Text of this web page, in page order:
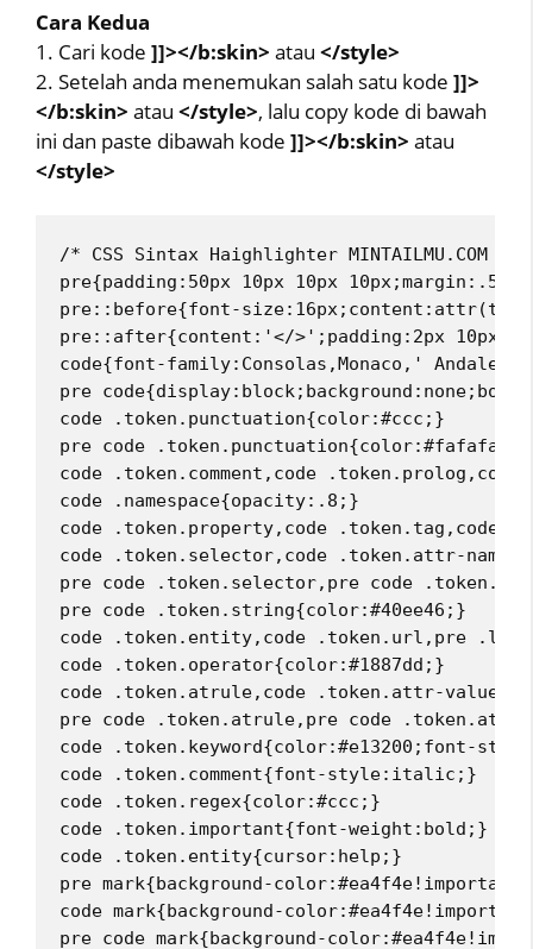
Cara Kedua
1. Cari kode ]]></b:skin> atau </style>
2. Setelah anda menemukan salah satu kode ]]>
</b:skin> atau </style>, lalu copy kode di bawah
ini dan paste dibawah kode ]]></b:skin> atau
</style>
/* CSS Sintax Haighlighter MINTAILMU.COM */
pre{padding:50px 10px 10px
pre::before{font-
pre::after{content:'</>';padding:2px
code{font-family:Consolas,Monaco,' Andale
pre
code .token.punctuation{color:#ccc;}
pre code .token.punctuation{color:#fafafa;}
code .token.comment,code
code .namespace{opacity:.8;}
code .token.property,code .token.tag,code
code .token.selector,code .token.attr-
pre code .token.selector,pre code
pre code .token.string{color:#40ee46;}
code .token.entity,code .token.url,pre
code .token.operator{color:#1887dd;}
code .token.atrule,code .token.attr-
pre code .token.atrule,pre code .token.attr-
code .token.keyword{color:#e13200;font-
code .token.comment{font-style:italic;}
code .token.regex{color:#ccc;}
code .token.important{font-weight:bold;}
code .token.entity{cursor:help;}
pre mark{background-
code mark{background-
pre code mark{background-